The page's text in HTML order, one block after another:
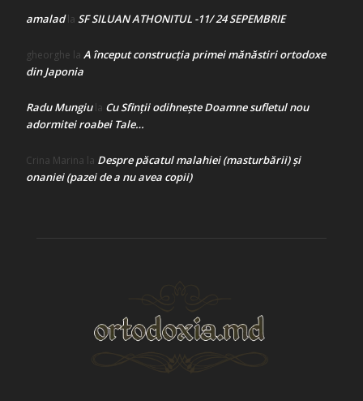
amaladla SF SILUAN ATHONITUL -11/ 24 SEPEMBRIE
gheorghe la A început construcţia primei mănăstiri ortodoxe
din Japonia
Radu Mungiula Cu Sfinții odihnește Doamne sufletul nou
adormitei roabei Tale…
Crina Marina la Despre păcatul malahiei (masturbării) şi
onaniei (pazei de a nu avea copii)